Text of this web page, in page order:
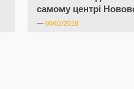
самому центрі
— 06/02/2018